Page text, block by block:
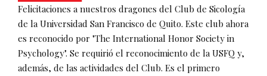
Felicitaciones a nuestros dragones del Club de Sicología
de la Universidad San Francisco de Quito. Este club ahora
es reconocido por "The International Honor Society in
Psychology". Se requirió el reconocimiento de la USFQ y,
además, de las actividades del Club. Es el primero